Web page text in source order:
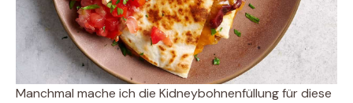
Manchmal mache ich die Kidneybohnenfüllung für diese